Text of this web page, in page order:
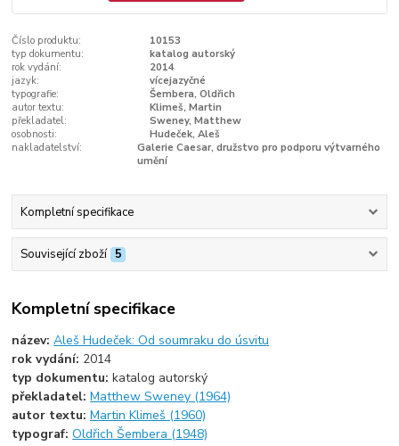
Číslo produktu:
10153
typ dokumentu:
katalog autorský
rok vydání:
2014
jazyk:
vícejazyčné
typografie:
Šembera, Oldřich
autor textu:
Klimeš, Martin
překladatel:
Sweney, Matthew
osobnosti:
Hudeček, Aleš
nakladatelství:
Galerie Caesar, družstvo pro podporu výtvarného
umění
Kompletní specifikace
Související zboží 5
Kompletní specifikace
název:Aleš Hudeček: Od soumraku do úsvitu
rok vydání: 2014
typ dokumentu:katalog autorský
překladatel:Matthew Sweney (1964)
autor textu:Martin Klimeš (1960)
typograf:Oldřich Šembera (1948)